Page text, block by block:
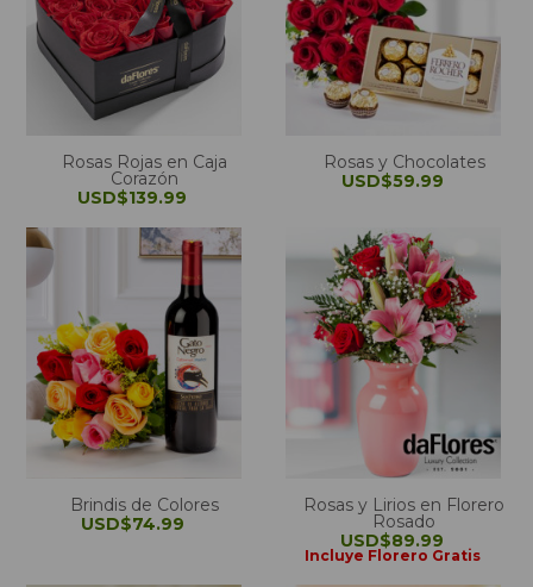
Rosas Rojas en Caja
Corazón
USD$139.99
Rosas y Chocolates
USD$59.99
Brindis de Colores
USD$74.99
Rosas y Lirios en Florero
Rosado
USD$89.99
Incluye Florero Gratis